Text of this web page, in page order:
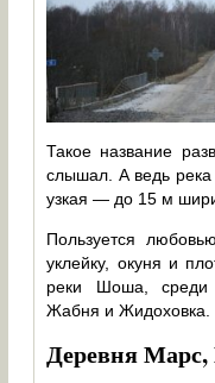
Такое название
слышал. А ведь
узкая — до 15 м
Пользуется
уклейку, окуня и
реки Шоша, среди
Жабня и Жидоховка.
Деревня Марс,